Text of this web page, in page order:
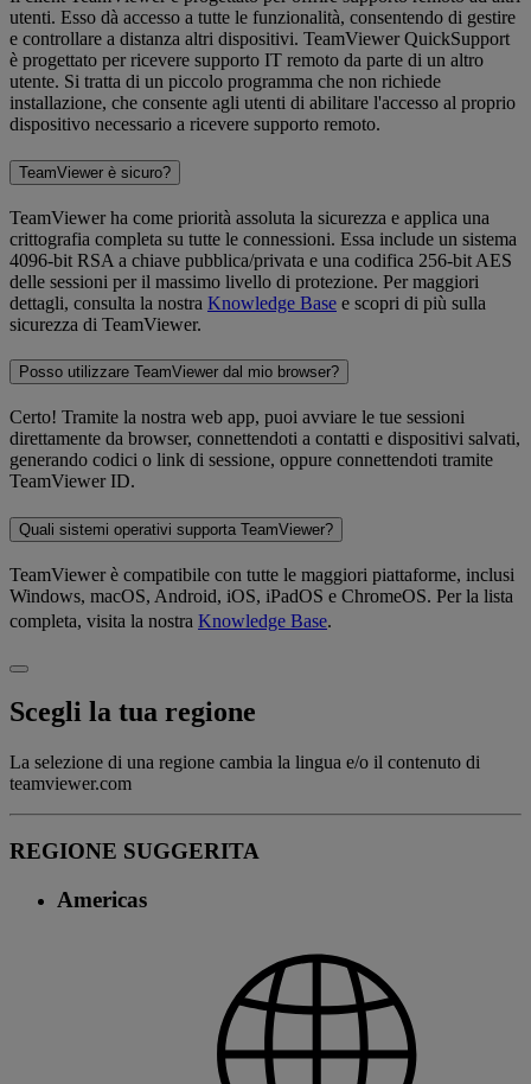
utenti. Esso dà accesso a tutte le funzionalità, consentendo di gestire
e controllare a distanza altri dispositivi. TeamViewer QuickSupport
è progettato per ricevere supporto IT remoto da parte di un altro
utente. Si tratta di un piccolo programma che non richiede
installazione, che consente agli utenti di abilitare l'accesso al proprio
dispositivo necessario a ricevere supporto remoto.
TeamViewer è sicuro?
TeamViewer ha come priorità assoluta la sicurezza e applica una
crittografia completa su tutte le connessioni. Essa include un sistema
4096-bit RSA a chiave pubblica/privata e una codifica 256-bit AES
delle sessioni per il massimo livello di protezione. Per maggiori
dettagli, consulta la nostra Knowledge Base e scopri di più sulla
sicurezza di TeamViewer.
Posso utilizzare TeamViewer dal mio browser?
Certo! Tramite la nostra web app, puoi avviare le tue sessioni
direttamente da browser, connettendoti a contatti e dispositivi salvati,
generando codici o link di sessione, oppure connettendoti tramite
TeamViewer ID.
Quali sistemi operativi supporta TeamViewer?
TeamViewer è compatibile con tutte le maggiori piattaforme, inclusi
Windows, macOS, Android, iOS, iPadOS e ChromeOS. Per la lista
completa, visita la nostra Knowledge Base.
Scegli la tua regione
La selezione di una regione cambia la lingua e/o il contenuto di
teamviewer.com
REGIONE SUGGERITA
Americas